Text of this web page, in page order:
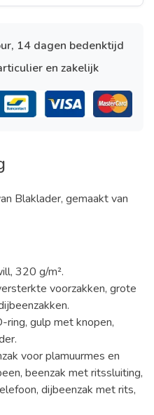
14 dagen bedenktijd
en zakelijk
Blaklader, gemaakt van
320 g/m².
voorzakken, grote
ring, gulp met knopen,
voor plamuurmes en
beenzak met ritssluiting,
dijbeenzak met rits,